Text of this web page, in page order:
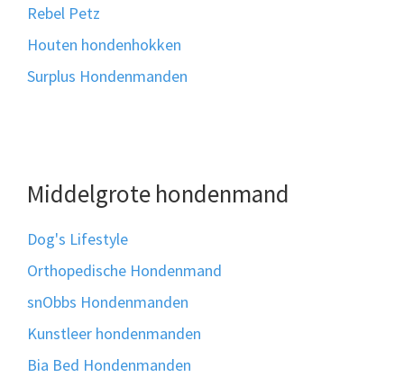
Rebel Petz
Houten hondenhokken
Surplus Hondenmanden
Middelgrote hondenmand
Dog's Lifestyle
Orthopedische Hondenmand
snObbs Hondenmanden
Kunstleer hondenmanden
Bia Bed Hondenmanden